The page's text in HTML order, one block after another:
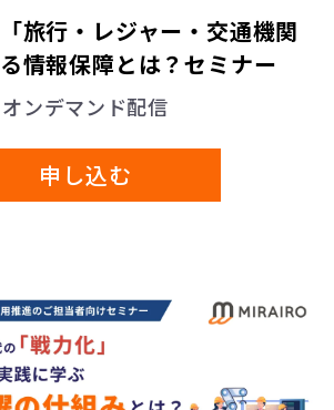
しくは地方公共団体またはその委
法令の定める事務を遂行すること
る必要がある場合であって、お客
ことにより当該事務の遂行に支障
がある場合
令により本人の同意を得ることな
が認められている場合
合は、個人情報保護体制が整備さ
定するとともに、個人情報保護に
結するとともに、適切な安全管理
う必要かつ適切な監督を行いま
旅行・レジャー・交通機関
情報保障とは？セミナー
オンデマンド配信
申し込む